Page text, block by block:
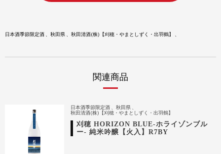
日本酒季節限定酒 秋田県 秋田清酒(株)【刈穂・やまとしずく・出羽鶴】
関連商品
日本酒季節限定酒
秋田県
秋田清酒(株)【刈穂・やまとしずく・出羽鶴】
刈穂 HORIZON BLUE-ホライゾンブル
ー- 純米吟醸【火入】R7BY